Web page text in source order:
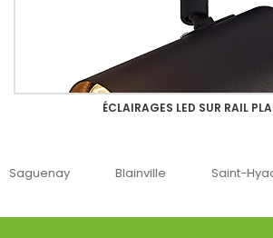
ÉCLAIRAGES LED SUR RAIL
Blainville Saint-Hyacinthe